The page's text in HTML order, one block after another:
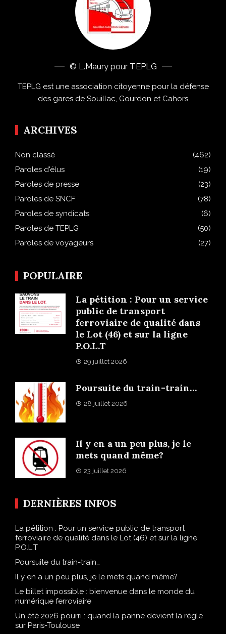
© L.Maury pour TEPLG
TEPLG est une association citoyenne pour la défense
des gares de Souillac, Gourdon et Cahors
ARCHIVES
Non classé
(462)
Paroles d'élus
(19)
Paroles de presse
(23)
Paroles de SNCF
(78)
Paroles de syndicats
(6)
Paroles de TEPLG
(50)
Paroles de voyageurs
(27)
POPULAIRE
La pétition : Pour un service
public de transport
ferroviaire de qualité dans
le Lot (46) et sur la ligne
P.O.L.T
29 juillet 2026
Poursuite du train-train…
28 juillet 2026
Il y en a un peu plus, je le
mets quand même?
23 juillet 2026
DERNIÈRES INFOS
La pétition : Pour un service public de transport
ferroviaire de qualité dans le Lot (46) et sur la ligne
P.O.L.T
Poursuite du train-train…
Il y en a un peu plus, je le mets quand même?
Le billet impossible : bienvenue dans le monde du
numérique ferroviaire
Un été 2026 pourri : quand la panne devient la règle
sur Paris-Toulouse